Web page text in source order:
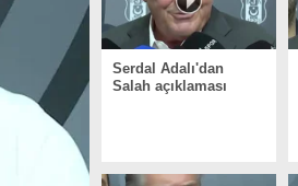
Serdal Adalı'dan
Salah açıklaması